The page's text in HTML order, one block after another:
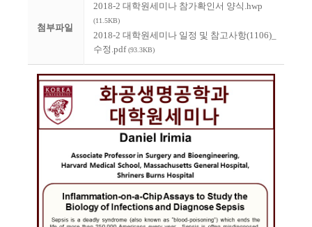
첨부파일
2018-2 대학원세미나 참가확인서 양식.hwp
(11.5KB)
2018-2 대학원세미나 일정 및 참고사항(1106)_
수정.pdf(93.3KB)